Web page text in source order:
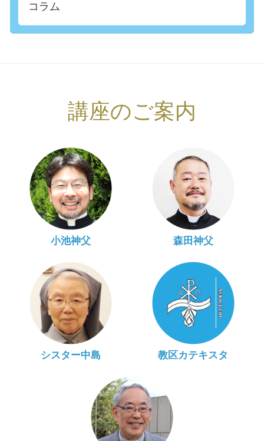
コラム
講座のご案内
小池神父 森田神父
シスター中島 教区カテキスタ